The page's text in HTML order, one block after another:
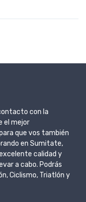
con la
el mejor
que vos también
en Sumitate,
calidad y
a cabo. Podrás
Ciclismo, Triatlón y